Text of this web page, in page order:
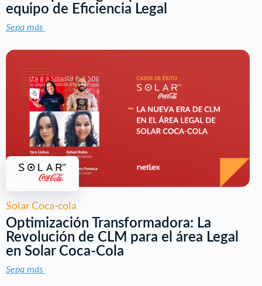
equipo de Eficiencia Legal
Sepa más
Solar Coca-cola
Optimización Transformadora: La
Revolución de CLM para el área Legal
en Solar Coca-Cola
Sepa más